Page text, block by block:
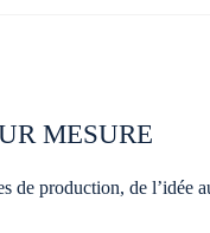
MESURE
de production, de l’idée